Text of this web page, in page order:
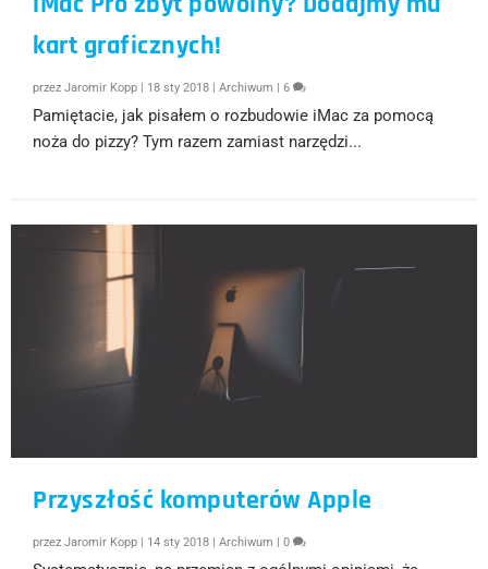
kart graficznych!
przezJaromir Kopp | 18 sty 2018 |Archiwum |6
Pamiętacie, jak pisałem o rozbudowie iMac za pomocą
noża do pizzy? Tym razem zamiast narzędzi...
Przyszłość komputerów Apple
przezJaromir Kopp | 14 sty 2018 |Archiwum |0